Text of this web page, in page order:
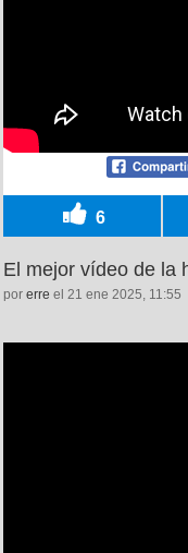
6
El mejor vídeo de la
por erre el 21 ene 2025, 11:55